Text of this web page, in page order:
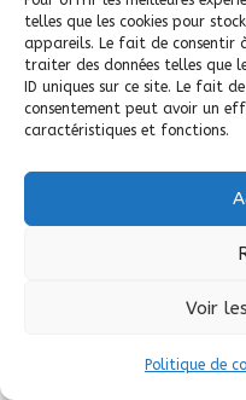
telles que les cookies pour
appareils. Le fait de consentir
traiter des données telles que
ID uniques sur ce site. Le fait
consentement peut avoir un
caractéristiques et fonctions.
Voir
Politique de
modification des
l’utilisateur du
dessange-
Sécurité
Pour assurer la
confidentialité
dessange-
standards tels